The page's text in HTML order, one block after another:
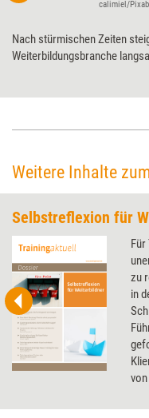
calimiel/
Nach stürmischen Zeiten
Weiterbildungsbranche
Weitere Inhalte
Selbstreflexion für
zu
in